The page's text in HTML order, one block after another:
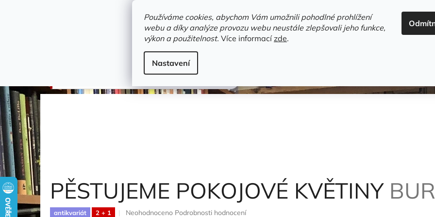
Používáme cookies, abychom Vám umožnili pohodlné prohlížení
webu a díky analýze provozu webu neustále zlepšovali jeho funkce,
výkon a použitelnost. Více informacízde.
Nastavení
HLEDAT
Novinky Trvalky a bestsellery
PĚSTUJEME POKOJOVÉ KVĚTINYBureš Oldřich
PĚSTUJEME POKOJOVÉ KVĚTINY
antikvariát 2 + 1
Průměrné
Neohodnoceno Podrobnosti hodnocení